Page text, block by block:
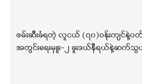
ဖမ်းဆီးခံရတဲ့ လူငယ် (၇၀)ဝန်းကျင်နဲ့ပ
အတွင်းရေးမှူး-၂ ခူးဒယ်နီရယ်နဲ့ဆက်သွယ်